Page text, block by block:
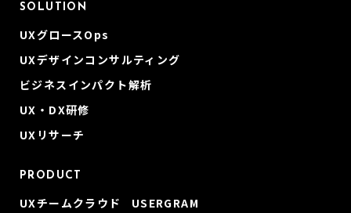
SOLUTION
UXグロースOps
UXデザインコンサルティング
ビジネスインパクト解析
UX・DX研修
UXリサーチ
PRODUCT
UXチームクラウド USERGRAM